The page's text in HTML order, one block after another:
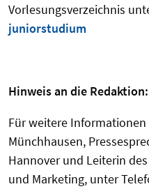
Vorlesungsverzeichnis
juniorstudium
Hinweis an die Redaktion:
Für weitere
Münchhausen,
Hannover und Leiterin
und Marketing, unter